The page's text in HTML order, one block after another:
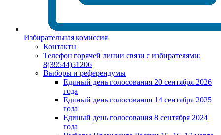
Избирательная комиссия
Контакты
Телефон горячей линии связи с избирателями:
8(39544)51206
Выборы и референдумы
Единый день голосования 20 сентября 2026
года
Единый день голосования 14 сентября 2025
года
Единый день голосования 8 сентября 2024
года